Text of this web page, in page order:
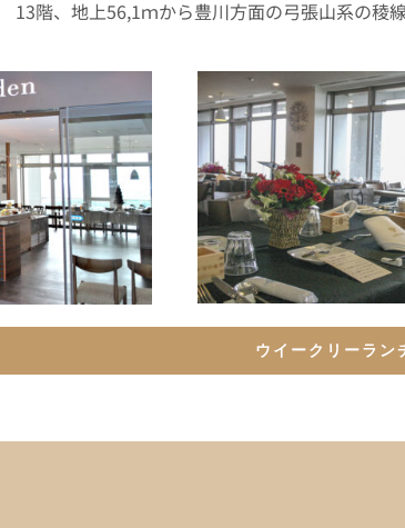
13階、地上56,1ｍから豊川方面の弓張山系の稜
ウイークリーラン